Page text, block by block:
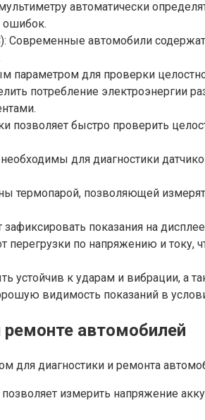
автоматически
ошибок.
Современные автомобили
параметром для проверки
потребление электроэнергии
позволяет быстро проверить
для диагностики
позволяющей
показания на
по напряжению и току,
к ударам и вибрации, а
видимость показаний в
автомобилей
для диагностики и ремонта
измерить напряжение